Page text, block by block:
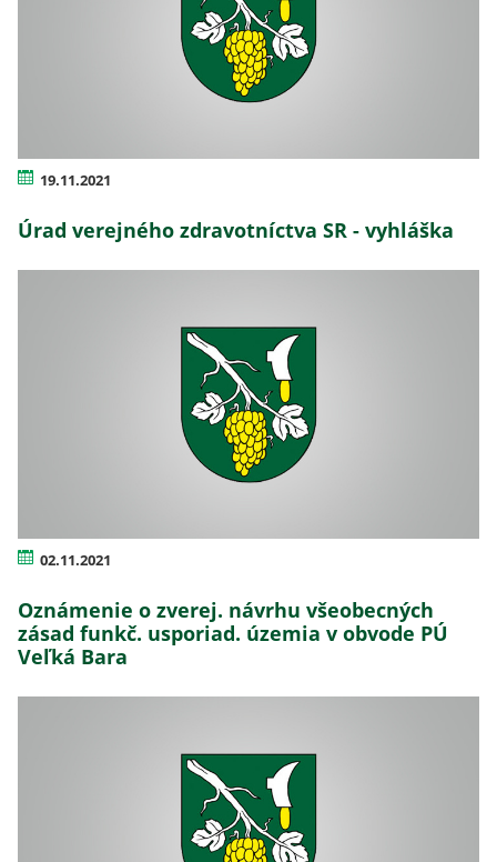
19.11.2021
Úrad verejného zdravotníctva SR - vyhláška
02.11.2021
Oznámenie o zverej. návrhu všeobecných
zásad funkč. usporiad. územia v obvode PÚ
Veľká Bara